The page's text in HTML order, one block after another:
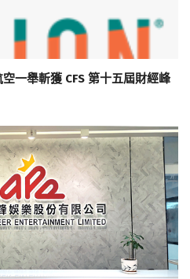
一舉斬獲 CFS 第十五屆財經峰